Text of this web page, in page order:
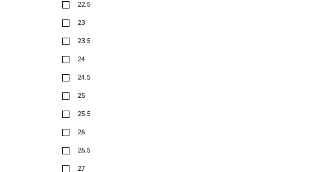
22.5
23
23.5
24
24.5
25
25.5
26
26.5
27